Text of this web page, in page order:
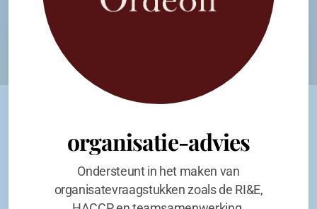
organisatie-advies
Ondersteunt in het maken van
organisatevraagstukken zoals de RI&E,